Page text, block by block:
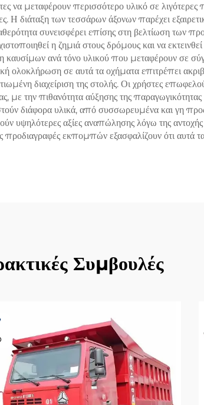
να μεταφέρουν περισσότερο υλικό σε λιγότερες
Η διάταξη των τεσσάρων άξονων παρέχει
συνεισφέρει επίσης στη βελτίωση των
η ζημιά στους δρόμους και να
ανά τόνο υλικού που μεταφέρουν σε
σε αυτά τα οχήματα επιτρέπει
διαχείριση της στολής. Οι χρήστες
την πιθανότητα αύξησης της παραγωγικότητας
διάφορα υλικά, από συσσωρευμένα και γη
υψηλότερες αξίες αναπώλησης λόγω της
εκπομπών εξασφαλίζουν ότι αυτά
Συμβουλές